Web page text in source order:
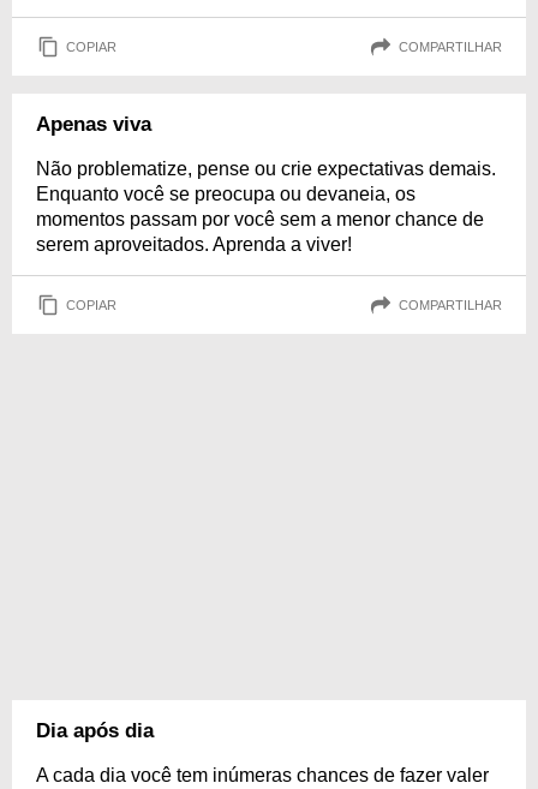
COPIAR COMPARTILHAR
Apenas viva
Não problematize, pense ou crie expectativas demais.
Enquanto você se preocupa ou devaneia, os
momentos passam por você sem a menor chance de
serem aproveitados. Aprenda a viver!
COPIAR COMPARTILHAR
Dia após dia
A cada dia você tem inúmeras chances de fazer valer